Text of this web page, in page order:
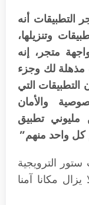
التطبيقات أنه
وتنزيلها،
متجر، إنه
مذهلة لك وجزء
التي
والأمان
مليوني تطبيق
كل واحد منهم”
الترويجية
مكانا آمنا